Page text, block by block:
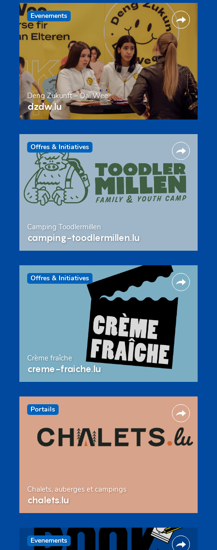
Evenements
Deng Zukunft – Däi Wee
dzdw.lu
Offres & Initiatives
Camping Toodlermillen
camping-toodlermillen.lu
Offres & Initiatives
Crème fraîche
creme-fraiche.lu
Portails
Chalets, auberges et campings
chalets.lu
Evenements